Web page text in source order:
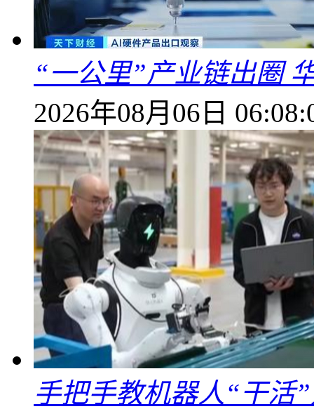
“一公里”产业链出圈
2026年08月06日
手把手教机器人“干活